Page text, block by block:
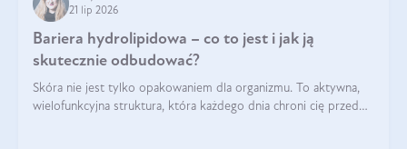
21 lip 2026
Bariera hydrolipidowa – co to jest i jak ją
skutecznie odbudować?
Skóra nie jest tylko opakowaniem dla organizmu. To aktywna,
wielofunkcyjna struktura, która każdego dnia chroni cię przed